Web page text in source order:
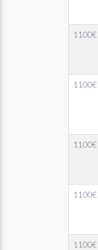
1100€
1100€
1100€
1100€
1100€